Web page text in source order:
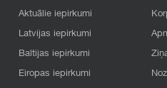
Aktuālie iepirkumi
Latvijas iepirkumi
Baltijas iepirkumi
Eiropas iepirkumi